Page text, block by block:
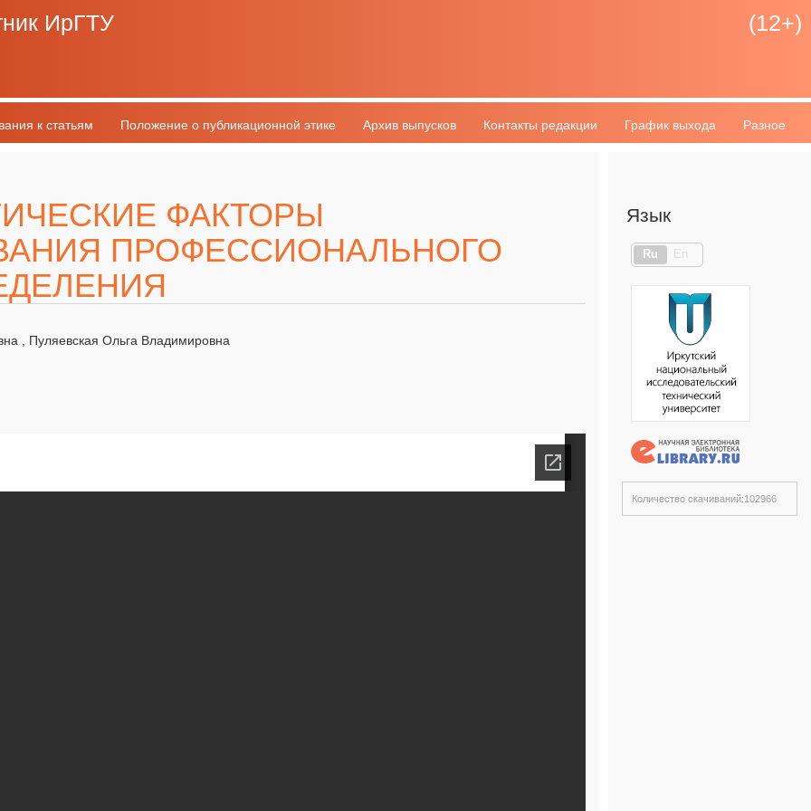
ИрГТУ (12+)
к статьям Положение о публикационной этике Архив выпусков Контакты редакции График выхода Разное
ФАКТОРЫ
ПРОФЕССИОНАЛЬНОГО
, Пуляевская Ольга Владимировна
Язык
Ru En
Количество скачиваний:102966